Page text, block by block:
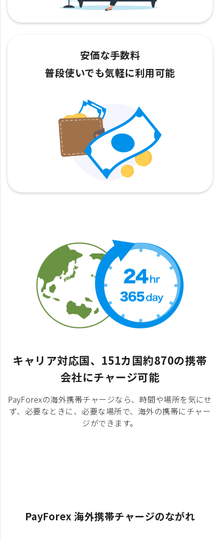
安価な手数料
普段使いでも気軽に利用可能
キャリア対応国、151カ国約870の携帯
会社にチャージ可能
PayForexの海外携帯チャージなら、時間や場所を気にせ
ず、必要なときに、必要な場所で、海外の携帯にチャー
ジができます。
PayForex 海外携帯チャージのながれ